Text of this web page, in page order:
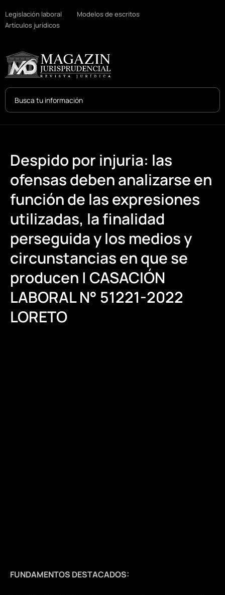
Legislación laboral
Modelos de escritos
Artículos jurídicos
Search
Despido por injuria: las
ofensas deben analizarse en
función de las expresiones
utilizadas, la finalidad
perseguida y los medios y
circunstancias en que se
producen | CASACIÓN
LABORAL N° 51221-2022
LORETO
FUNDAMENTOS DESTACADOS: